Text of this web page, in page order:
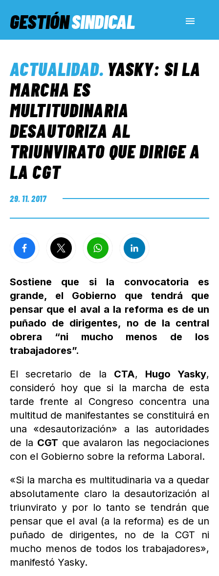
GESTIÓNSINDICAL
SERVICIOS SOCIALES
INFORMES ESPECIALES
FUERA DE MEGÁFONO
ACTUALIDAD. YASKY: SI LA
MARCHA ES
MULTITUDINARIA
DESAUTORIZA AL
TRIUNVIRATO QUE DIRIGE A
LA CGT
29. 11. 2017
Sostiene que si la convocatoria es
grande, el Gobierno que tendrá que
pensar que el aval a la reforma es de un
puñado de dirigentes, no de la central
obrera “ni mucho menos de los
trabajadores”.
El secretario de la CTA, Hugo Yasky,
consideró hoy que si la marcha de esta
tarde frente al Congreso concentra una
multitud de manifestantes se constituirá en
una «desautorización» a las autoridades
de la CGT que avalaron las negociaciones
con el Gobierno sobre la reforma Laboral.
«Si la marcha es multitudinaria va a quedar
absolutamente claro la desautorización al
triunvirato y por lo tanto se tendrán que
pensar que el aval (a la reforma) es de un
puñado de dirigentes, no de la CGT ni
mucho menos de todos los trabajadores»,
manifestó Yasky.